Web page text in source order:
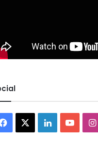
Facebook LinkedIn